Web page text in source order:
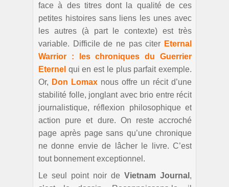
face à des titres dont la qualité de ces
petites histoires sans liens les unes avec
les autres (à part le contexte) est très
variable. Difficile de ne pas citer Eternal
Warrior : les chroniques du Guerrier
Eternel qui en est le plus parfait exemple.
Or, Don Lomax nous offre un récit d’une
stabilité folle, jonglant avec brio entre récit
journalistique, réflexion philosophique et
action pure et dure. On reste accroché
page après page sans qu’une chronique
ne donne envie de lâcher le livre. C’est
tout bonnement exceptionnel.
Le seul point noir de Vietnam Journal ,